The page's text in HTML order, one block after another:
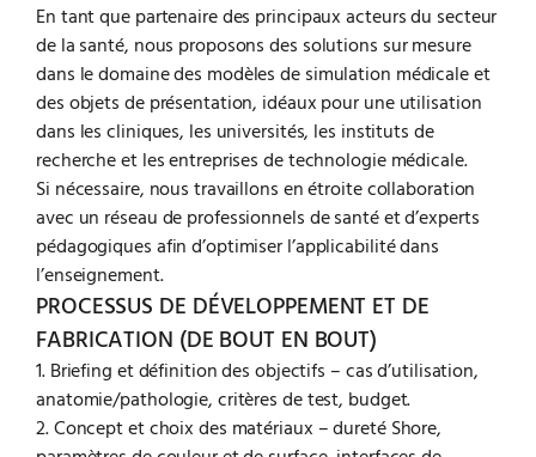
En tant que partenaire des principaux acteurs du secteur
de la santé, nous proposons des solutions sur mesure
dans le domaine des modèles de simulation médicale et
des objets de présentation, idéaux pour une utilisation
dans les cliniques, les universités, les instituts de
recherche et les entreprises de technologie médicale.
Si nécessaire, nous travaillons en étroite collaboration
avec un réseau de professionnels de santé et d’experts
pédagogiques afin d’optimiser l’applicabilité dans
l’enseignement.
PROCESSUS DE DÉVELOPPEMENT ET DE
FABRICATION (DE BOUT EN BOUT)
1. Briefing et définition des objectifs – cas d’utilisation,
anatomie/pathologie, critères de test, budget.
2. Concept et choix des matériaux – dureté Shore,